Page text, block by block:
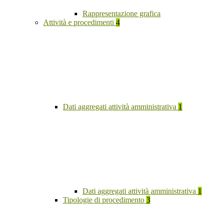
Rappresentazione grafica
Attività e procedimenti 4
Dati aggregati attività amministrativa 1
Dati aggregati attività amministrativa 1
Tipologie di procedimento 3